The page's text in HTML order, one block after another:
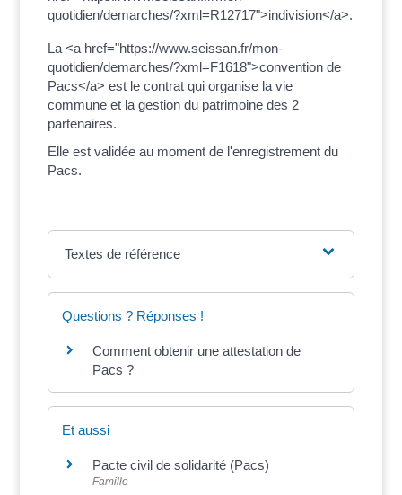
quotidien/demarches/?xml=R12717">indivision</a>.
La <a href="https://www.seissan.fr/mon-
quotidien/demarches/?xml=F1618">convention de
Pacs</a> est le contrat qui organise la vie
commune et la gestion du patrimoine des 2
partenaires.
Elle est validée au moment de l'enregistrement du
Pacs.
Textes de référence
Questions ? Réponses !
Comment obtenir une attestation de
Pacs ?
Et aussi
Pacte civil de solidarité (Pacs)
Famille